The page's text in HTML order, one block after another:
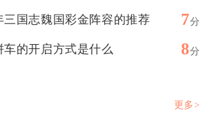
三国志魏国彩金阵容的推荐 7分
车的开启方式是什么 8分
更多>